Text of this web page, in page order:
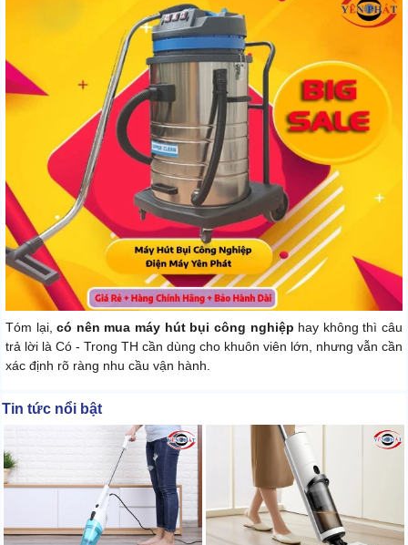
Tóm lại,có nên mua máy hút bụi công nghiệp hay không thì câu
trả lời là Có - Trong TH cần dùng cho khuôn viên lớn, nhưng vẫn cần
xác định rõ ràng nhu cầu vận hành.
Tin tức nổi bật